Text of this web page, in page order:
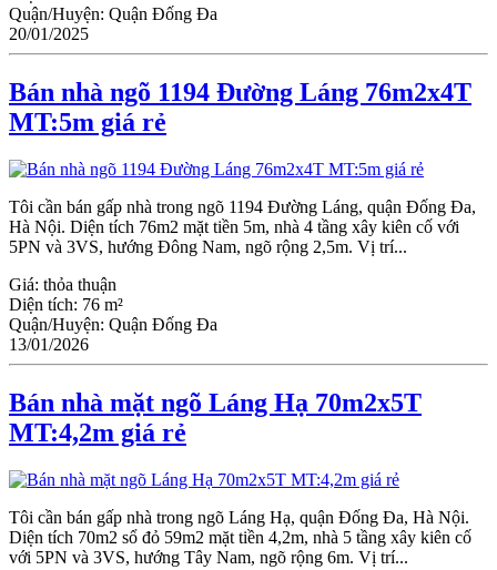
Quận/Huyện: Quận Đống Đa
20/01/2025
Bán nhà ngõ 1194 Đường Láng 76m2x4T
MT:5m giá rẻ
Tôi cần bán gấp nhà trong ngõ 1194 Đường Láng, quận Đống Đa,
Hà Nội. Diện tích 76m2 mặt tiền 5m, nhà 4 tầng xây kiên cố với
5PN và 3VS, hướng Đông Nam, ngõ rộng 2,5m. Vị trí...
Giá: thỏa thuận
Diện tích: 76 m²
Quận/Huyện: Quận Đống Đa
13/01/2026
Bán nhà mặt ngõ Láng Hạ 70m2x5T
MT:4,2m giá rẻ
Tôi cần bán gấp nhà trong ngõ Láng Hạ, quận Đống Đa, Hà Nội.
Diện tích 70m2 sổ đỏ 59m2 mặt tiền 4,2m, nhà 5 tầng xây kiên cố
với 5PN và 3VS, hướng Tây Nam, ngõ rộng 6m. Vị trí...